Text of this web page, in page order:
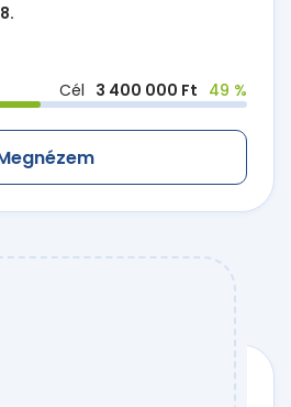
Cél 3 400 000 Ft 49 %